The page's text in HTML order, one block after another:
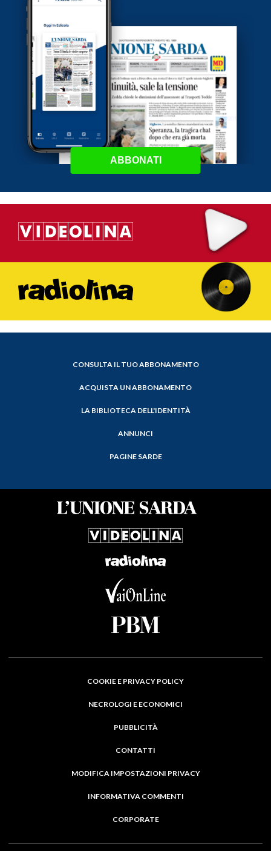
ABBONATI
CONSULTA IL TUO ABBONAMENTO
ACQUISTA UN ABBONAMENTO
LA BIBLIOTECA DELL'IDENTITÀ
ANNUNCI
PAGINE SARDE
COOKIE E PRIVACY POLICY
NECROLOGI E ECONOMICI
PUBBLICITÀ
CONTATTI
MODIFICA IMPOSTAZIONI PRIVACY
INFORMATIVA COMMENTI
CORPORATE